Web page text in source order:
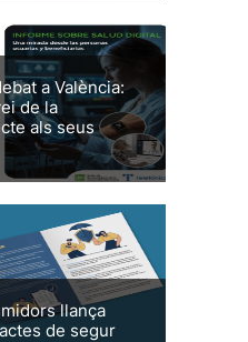
a València:
de la
als seus
llança
de segur